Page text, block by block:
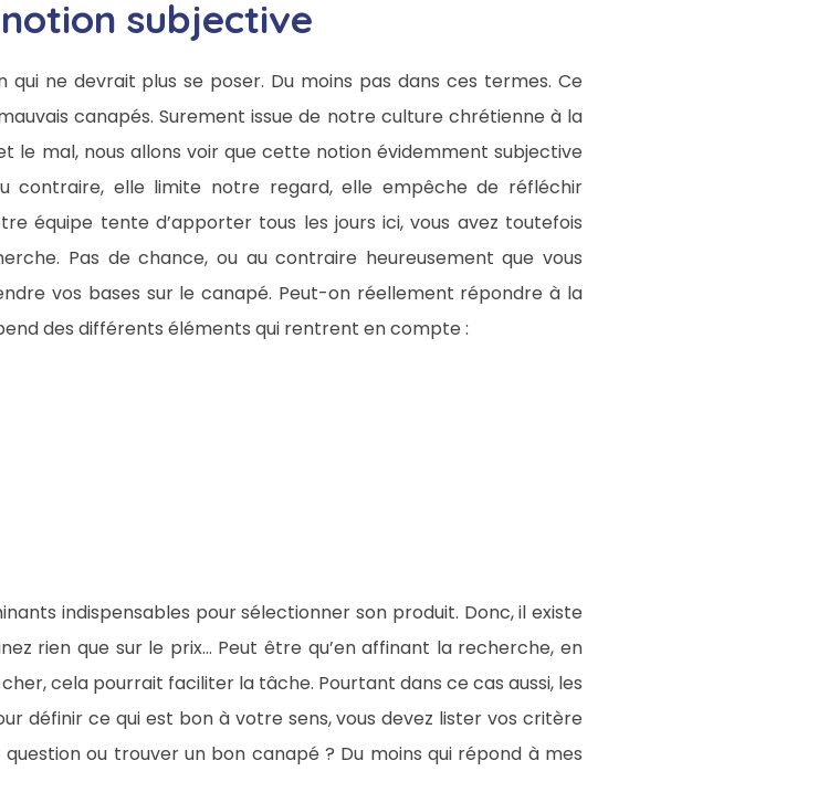
subjective
ne devrait plus se poser. Du moins pas dans ces termes. Ce
canapés. Surement issue de notre culture chrétienne à la
le mal, nous allons voir que cette notion évidemment subjective
contraire, elle limite notre regard, elle empêche de réfléchir
équipe tente d’apporter tous les jours ici, vous avez toutefois
Pas de chance, ou au contraire heureusement que vous
vos bases sur le canapé. Peut-on réellement répondre à la
des différents éléments qui rentrent en compte :
indispensables pour sélectionner son produit. Donc, il existe
rien que sur le prix… Peut être qu’en affinant la recherche, en
cela pourrait faciliter la tâche. Pourtant dans ce cas aussi, les
définir ce qui est bon à votre sens, vous devez lister vos critère
ou trouver un bon canapé ? Du moins qui répond à mes